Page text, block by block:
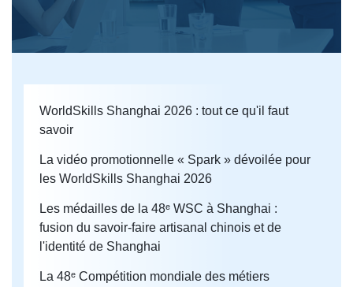
WorldSkills Shanghai 2026 : tout ce qu'il faut
savoir
La vidéo promotionnelle « Spark » dévoilée pour
les WorldSkills Shanghai 2026
Les médailles de la 48ᵉ WSC à Shanghai :
fusion du savoir-faire artisanal chinois et de
l'identité de Shanghai
La 48ᵉ Compétition mondiale des métiers